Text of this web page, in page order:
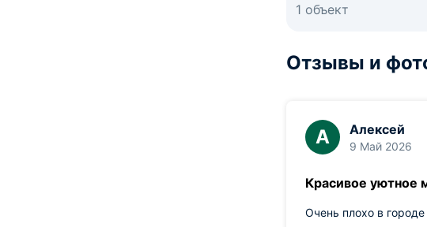
1 объект
Отзывы и
А Алексей
9 Май 2026
Красивое уютное
Очень плохо в